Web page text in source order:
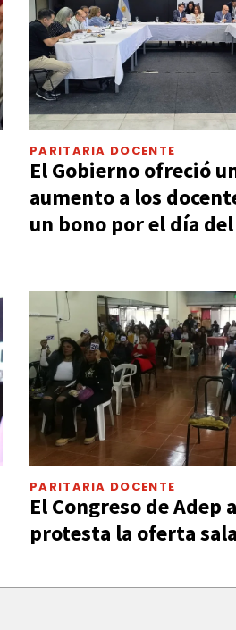
PARITARIA DOCENTE
El Gobierno ofreció
aumento a los
un bono por el día
PARITARIA DOCENTE
El Congreso de Adep
protesta la oferta